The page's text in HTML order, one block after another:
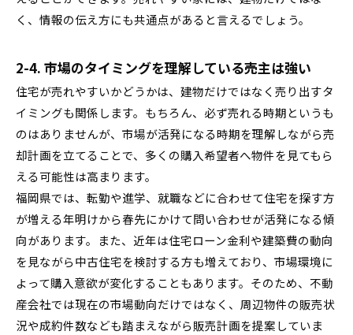
く、情報の伝え方にも共通点があると言えるでしょう。
2-4. 市場のタイミングを理解している売主は強い
住宅が売れやすいかどうかは、建物だけではなく売り出すタ
イミングも関係します。もちろん、必ず売れる時期というも
のはありませんが、市場が活発になる時期を理解しながら売
却計画を立てることで、多くの購入希望者へ物件を見てもら
える可能性は高まります。
福岡県では、転勤や進学、就職などに合わせて住宅を探す方
が増える年明けから春先にかけて問い合わせが活発になる傾
向があります。また、近年は住宅ローン金利や建築費の動向
を見ながら中古住宅を検討する方も増えており、市場環境に
よって購入意欲が変化することもあります。そのため、不動
産会社では現在の市場動向だけではなく、周辺物件の販売状
況や成約件数なども踏まえながら販売計画を提案していま